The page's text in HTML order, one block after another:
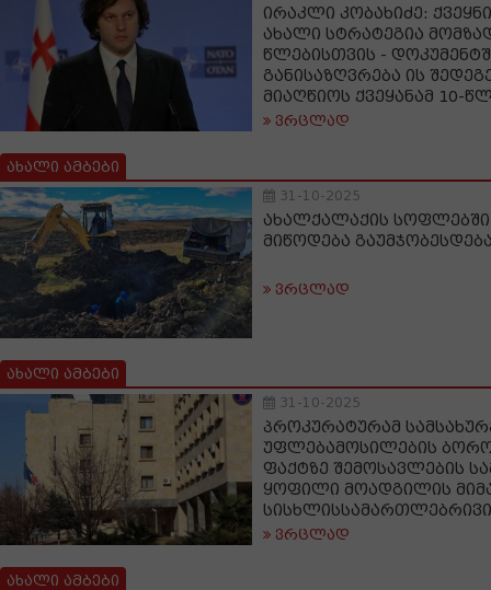
ირაკლი კობახიძე:
ახალი სტრატეგია
წლებისთვის -
განისაზღვრება ის
მიაღწიოს ქვეყანამ 10-
ვრცლად
ახალი ამბები
31-10-2025
ახალქალაქის სოფლებში
მიწოდება
ვრცლად
ახალი ამბები
31-10-2025
პროკურატურამ
უფლებამოსილების
ფაქტზე შემოსავლების
ყოფილი მოადგილის
ვრცლად
ახალი ამბები